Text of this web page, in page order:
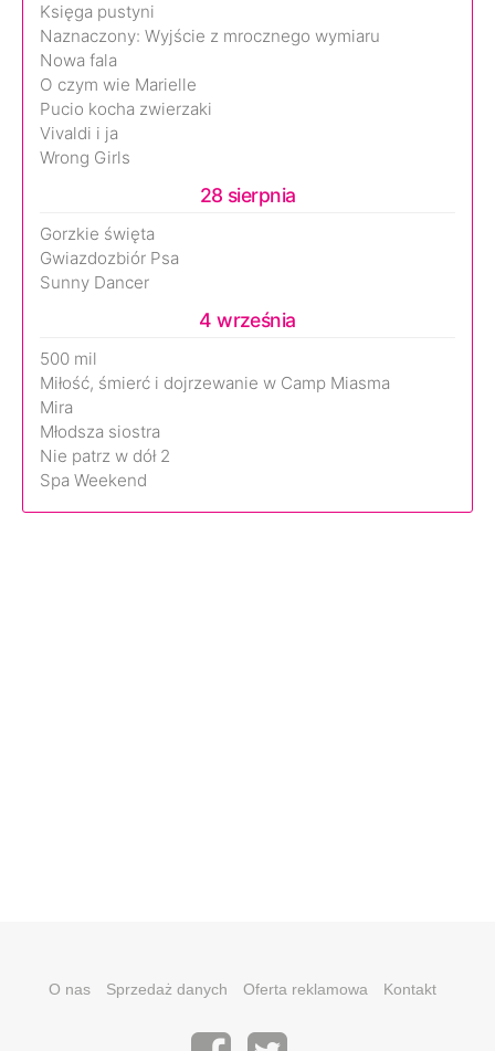
Księga pustyni
Naznaczony: Wyjście z mrocznego wymiaru
Nowa fala
O czym wie Marielle
Pucio kocha zwierzaki
Vivaldi i ja
Wrong Girls
28 sierpnia
Gorzkie święta
Gwiazdozbiór Psa
Sunny Dancer
4 września
500 mil
Miłość, śmierć i dojrzewanie w Camp Miasma
Mira
Młodsza siostra
Nie patrz w dół 2
Spa Weekend
O nas Sprzedaż danych Oferta reklamowa Kontakt